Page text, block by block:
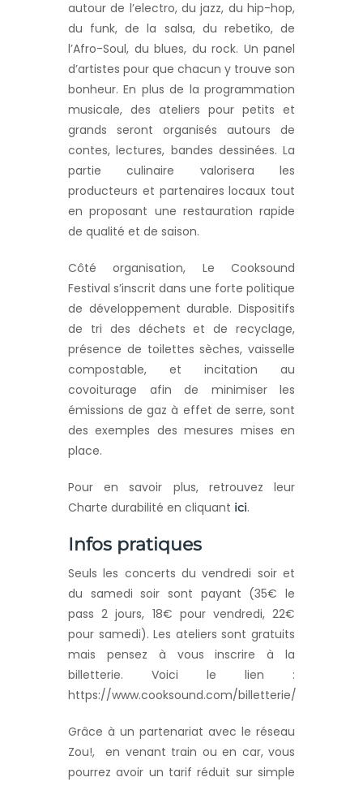
autour de l’electro, du jazz, du hip-hop,
du funk, de la salsa, du rebetiko, de
l’Afro-Soul, du blues, du rock. Un panel
d’artistes pour que chacun y trouve son
bonheur. En plus de la programmation
musicale, des ateliers pour petits et
grands seront organisés autours de
contes, lectures, bandes dessinées. La
partie culinaire valorisera les
producteurs et partenaires locaux tout
en proposant une restauration rapide
de qualité et de saison.
Côté organisation, Le Cooksound
Festival s’inscrit dans une forte politique
de développement durable. Dispositifs
de tri des déchets et de recyclage,
présence de toilettes sèches, vaisselle
compostable, et incitation au
covoiturage afin de minimiser les
émissions de gaz à effet de serre, sont
des exemples des mesures mises en
place.
Pour en savoir plus, retrouvez leur
Charte durabilité en cliquant ici.
Infos pratiques
Seuls les concerts du vendredi soir et
du samedi soir sont payant (35€ le
pass 2 jours, 18€ pour vendredi, 22€
pour samedi). Les ateliers sont gratuits
mais pensez à vous inscrire à la
billetterie. Voici le lien :
https://www.cooksound.com/billetterie/
Grâce à un partenariat avec le réseau
Zou!, en venant train ou en car, vous
pourrez avoir un tarif réduit sur simple